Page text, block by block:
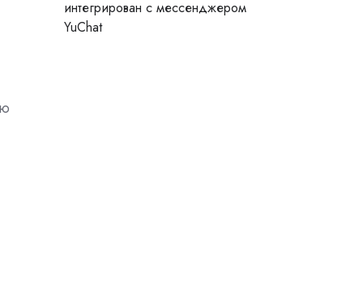
интегрирован с мессенджером
YuChat